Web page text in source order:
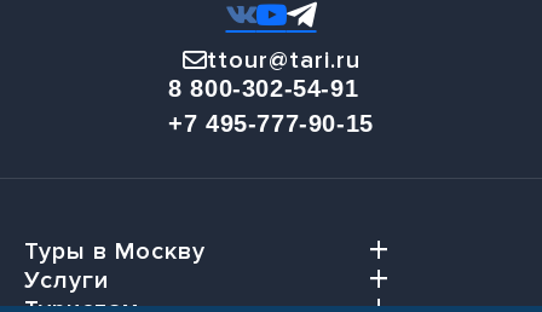
ttour@tari.ru
8 800-302-54-91
+7 495-777-90-15
Туры в Москву
Услуги